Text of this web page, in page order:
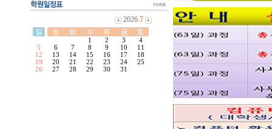
2026.7
1 2 3
4
5
6 7 8 9 10
11
12
13 14 15 16 17
18
19
20 21 22 23 24
25
26
27 28 29 30 31